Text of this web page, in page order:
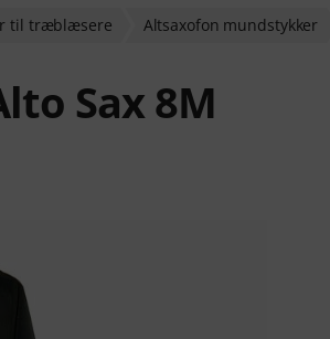
til træblæsere Altsaxofon mundstykker
Sax 8M